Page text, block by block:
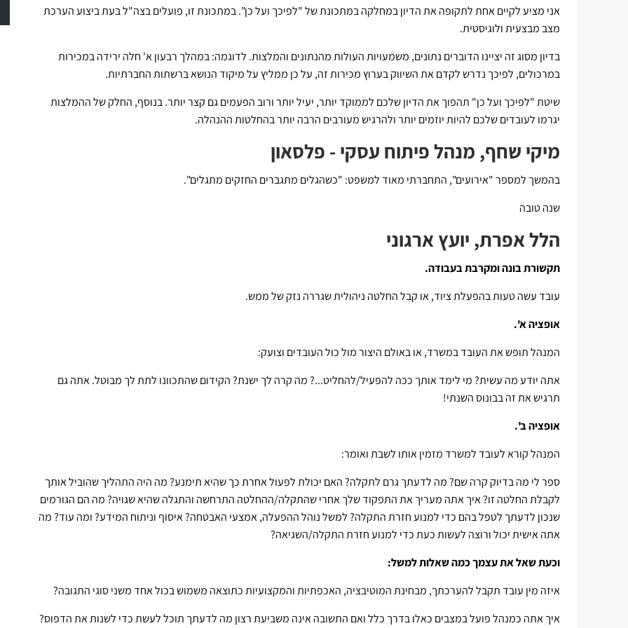
אני מציע לקיים אחת לתקופה את הדיון במחלקה במתכונת של "לפיכך ועל כן". במתכונת זו, פועלים בצה"ל בעת ביצוע הערכת
מצב מבצעית ולוגיסטית.
בדיון מסוג זה יציינו הדוברים נתונים, משמעויות העולות מהנתונים והמלצות. לדוגמה: במהלך רבעון א' חלה ירידה במכירות
במרכולים, לפיכך נדרש לקדם את השיווק בערוץ מכירות זה, על כן ממליץ על מיקוד הנושא ברשתות החברתיות.
שיטת "לפיכך ועל כן" תהפוך את הדיון שלכם לממוקד יותר, יעיל יותר ורוב הפעמים גם קצר יותר. בנוסף, החלק של ההמלצות
יגרמו לעובדים שלכם להיות יוזמים יותר ולהרגיש מעורבים הרבה יותר בהחלטות ההנהלה.
מיקי שחף, מנהל פיתוח עסקי - פלסאון
בהמשך למספר "אירועים", התחברתי מאוד למשפט: "כשהגלים מתגברים החזקים מתגלים".
שנה טובה
הלל אפרת, יועץ ארגוני
תקשורת בונה ומקרבת בעבודה.
עובד עשה טעות בהפעלת ציוד, או קבל החלטה ניהולית שגררה נזק של ממש.
אופציה א'.
המנהל תופש את העובד במשרד, או באולם היצור מול כול העובדים וצועק:
אתה יודע מה עשית? מי לימד אותך ככה להפעיל/להחליט...? מה קרה לך ישנת? הקידום שהתכוונו לתת לך מבוטל. אתה גם
תרגיש את זה בבונוס השנתי!
אופציה ב'.
המנהל קורא לעובד למשרד מזמין אותו לשבת ואומר:
ספר לי מה בדיוק קרה שם? מה לדעתך גרם לתקלה? האם יכולת לפעול אחרת כך שהיא תימנע? מה היה התהליך שהוביל אותך
לקבלת החלטה זו? איך אתה מעריך את התפקוד שלך אחרי שהתקלה/ההחלטה התרחשה והתגלה שהיא שגויה? מה הם הגורמים
שנכון לדעתך לטפל בהם כדי למנוע חזרת התקלה? למשל נוהל ההפעלה, אמצעי האבטחה? איסוף וניתוח המידע? ומה עוד? מה
אתה אישית יכול ורוצה לעשות כעת כדי למנוע חזרת התקלה/השגיאה?
וכעת שאל את עצמך כמה שאלות למשל:
איזה מין עובד תקבל להערכתך, מבחינת המוטיבציה, האכפתיות והמקצועיות כתוצאה משמוש בכול אחד משני סוגי התגובה?
איך אתה כמנהל פועל במצבים כאלו בדרך כלל ואם התשובה אינה משביעת רצון מה לדעתך תוכל לעשת כדי לשנות את הדפוס?